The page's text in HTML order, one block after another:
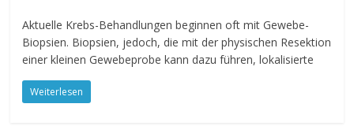
Aktuelle Krebs-Behandlungen beginnen oft mit Gewebe-
Biopsien. Biopsien, jedoch, die mit der physischen Resektion
einer kleinen Gewebeprobe kann dazu führen, lokalisierte
Weiterlesen